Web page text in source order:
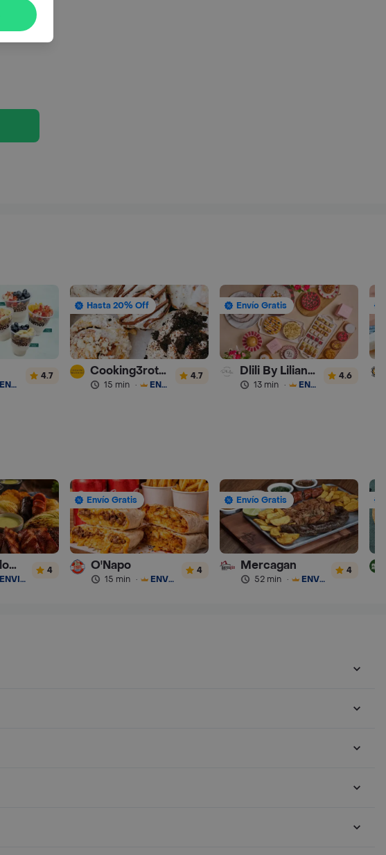
ENVÍO GRATIS
4.7
Hasta 20% Off
Cooking3rothers
15 min · ENVÍO GRATIS
4.7
Envío Gratis
Dlili By Liliana Arango
13 min · ENVÍO GRATIS
4.6
Picadas Colombianas Premium
ENVÍO GRATIS
4
Envío Gratis
O'Napo
15 min · ENVÍO GRATIS
4
Envío Gratis
Mercagan
52 min · ENVÍO GRATIS
4